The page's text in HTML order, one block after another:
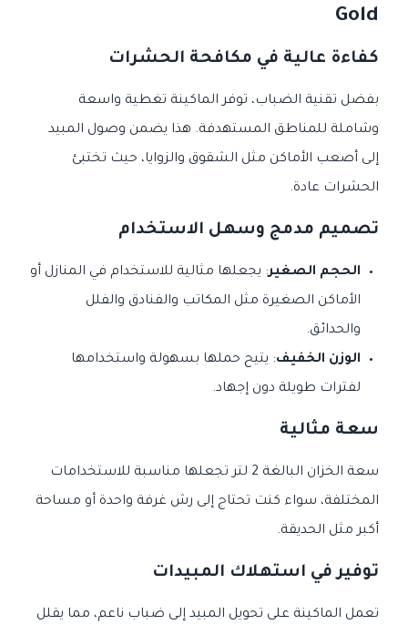
Gold
كفاءة عالية في مكافحة الحشرات
بفضل تقنية الضباب، توفر الماكينة تغطية واسعة
وشاملة للمناطق المستهدفة. هذا يضمن وصول المبيد
إلى أصعب الأماكن مثل الشقوق والزوايا، حيث تختبئ
الحشرات عادة.
تصميم مدمج وسهل الاستخدام
الحجم الصغير: يجعلها مثالية للاستخدام في المنازل أو
الأماكن الصغيرة مثل المكاتب والفنادق والفلل
والحدائق.
الوزن الخفيف: يتيح حملها بسهولة واستخدامها
لفترات طويلة دون إجهاد.
سعة مثالية
سعة الخزان البالغة 2 لتر تجعلها مناسبة للاستخدامات
المختلفة، سواء كنت تحتاج إلى رش غرفة واحدة أو مساحة
أكبر مثل الحديقة.
توفير في استهلاك المبيدات
تعمل الماكينة على تحويل المبيد إلى ضباب ناعم، مما يقلل